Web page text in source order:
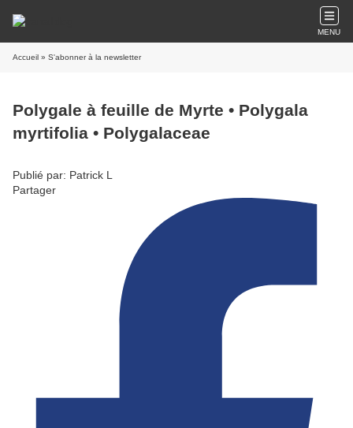
MENU
Accueil » S'abonner à la newsletter
Polygale à feuille de Myrte • Polygala
myrtifolia • Polygalaceae
Publié par: Patrick L
Partager